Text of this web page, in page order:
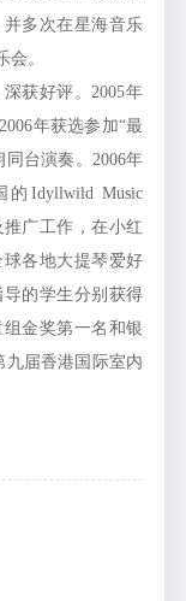
多次在星海音乐
。
获好评。2005年
年获选参加“最
台演奏。2006年
Idyllwild Music
广工作，在小红
各地大提琴爱好
的学生分别获得
金奖第一名和银
九届香港国际室内